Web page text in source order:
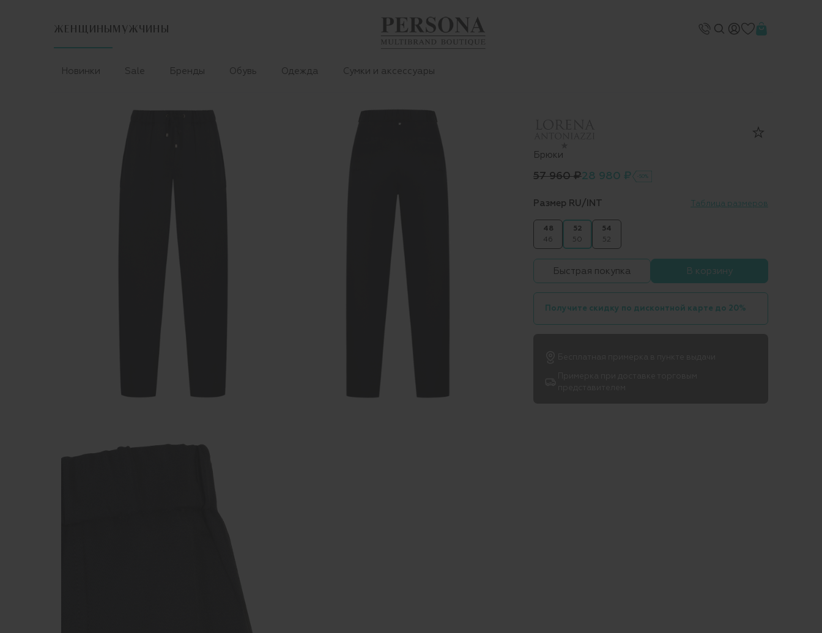
ЖЕНЩИНЫ МУЖЧИНЫ
Новинки Sale Бренды Обувь Одежда Сумки и аксессуары
Брюки
57 960 ₽28 980 ₽ -50%
Размер RU/INT Таблица размеров
48
46
52
50
54
52
Быстрая покупка В корзину
Получите скидку по дисконтной карте до 20%